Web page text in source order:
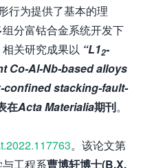
行为提供了基本的理
分富钴合金系统开发下
关研究成果以 “L12-
Co-Al-Nb-based alloys
stacking-fault-
在Acta Materialia期刊。
。该论文第
工程系曹博轩博士(B.X.